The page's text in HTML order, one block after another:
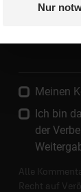
Nur
Meinen
Ich bin
der
Alle
Recht auf